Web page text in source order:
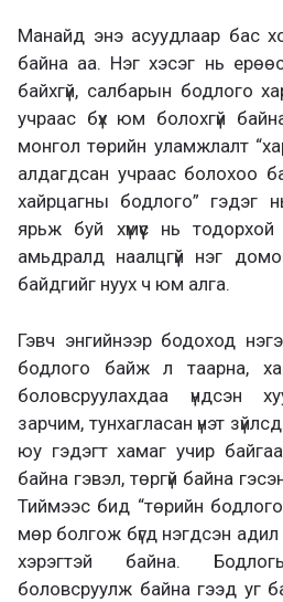
Манайд энэ асуудлаар бас
байна аа. Нэг хэсэг нь
байхгүй, салбарын бодлого
учраас бүх юм болохгүй
монгол төрийн уламжлалт
алдагдсан учраас болохоо
хайрцагны бодлого” гэдэг
ярьж буй хүмүүс нь тодорхой
амьдралд наалцгүй нэг
байдгийг нуух ч юм алга.
Гэвч энгийнээр бодоход
бодлого байж л таарна,
боловсруулахдаа үндсэн
зарчим, тунхагласан үнэт
юу гэдэгт хамаг учир
байна гэвэл, төргүй байна
Тиймээс бид “төрийн
мөр болгож бүгд нэгдсэн
хэрэгтэй байна.
боловсруулж байна гээд уг